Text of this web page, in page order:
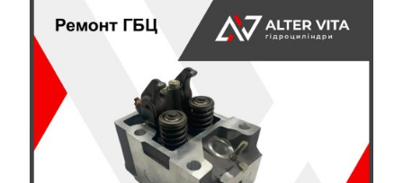
Зберегти моє ім'я, e-mail, та адресу сайту в цьому
браузері для моїх подальших коментарів.